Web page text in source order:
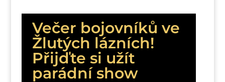
Večer bojovníků ve
Žlutých lázních!
Přijďte si užít
parádní show